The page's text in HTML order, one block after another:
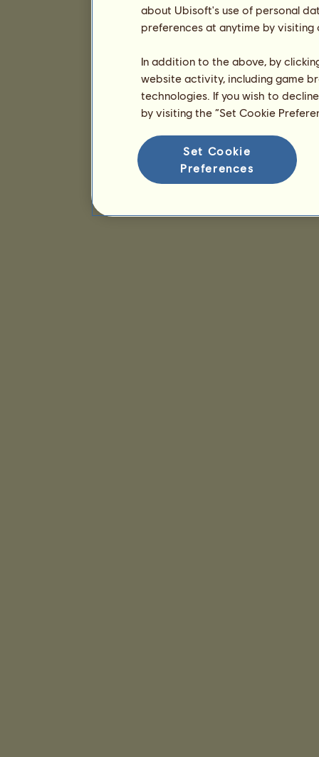
about Ubisoft's use of personal
preferences at anytime by
In addition to the above, by
website activity, including game
technologies. If you wish to
by visiting the “Set Cookie
Set Cookie
Preferences